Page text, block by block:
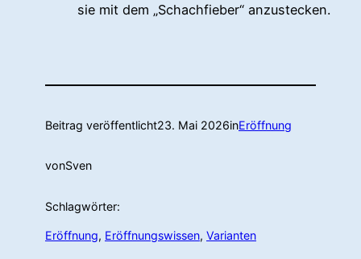
sie mit dem „Schachfieber“ anzustecken.
Beitrag veröffentlicht23. Mai 2026inEröffnung
vonSven
Schlagwörter:
Eröffnung, Eröffnungswissen, Varianten